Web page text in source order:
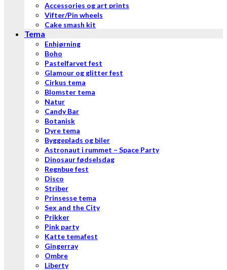
Accessories og art prints
Vifter/Pin wheels
Cake smash kit
Tema
Enhjørning
Boho
Pastelfarvet fest
Glamour og glitter fest
Cirkus tema
Blomster tema
Natur
Candy Bar
Botanisk
Dyre tema
Byggeplads og biler
Astronaut i rummet – Space Party
Dinosaur fødselsdag
Regnbue fest
Disco
Striber
Prinsesse tema
Sex and the City
Prikker
Pink party
Katte temafest
Gingerray
Ombre
Liberty